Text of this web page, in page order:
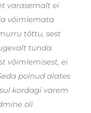
varasemalt ei
võimlemata
tõttu, sest
tunda.
võimlemisest, ei
polnud alates
kordagi varem
oli